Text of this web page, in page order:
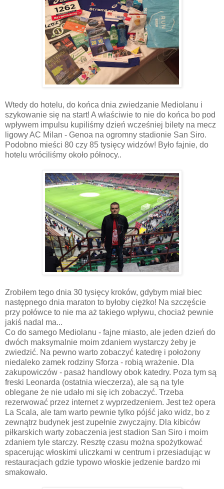
Wtedy do hotelu, do końca dnia zwiedzanie Mediolanu i
szykowanie się na start! A właściwie to nie do końca bo pod
wpływem impulsu kupiliśmy dzień wcześniej bilety na mecz
ligowy AC Milan - Genoa na ogromny stadionie San Siro.
Podobno mieści 80 czy 85 tysięcy widzów! Było fajnie, do
hotelu wróciliśmy około północy..
Zrobiłem tego dnia 30 tysięcy kroków, gdybym miał biec
następnego dnia maraton to byłoby ciężko! Na szczęście
przy połówce to nie ma aż takiego wpływu, chociaż pewnie
jakiś nadal ma...
Co do samego Mediolanu - fajne miasto, ale jeden dzień do
dwóch maksymalnie moim zdaniem wystarczy żeby je
zwiedzić. Na pewno warto zobaczyć katedrę i położony
niedaleko zamek rodziny Sforza - robią wrażenie. Dla
zakupowiczów - pasaż handlowy obok katedry. Poza tym są
freski Leonarda (ostatnia wieczerza), ale są na tyle
oblegane że nie udało mi się ich zobaczyć. Trzeba
rezerwować przez internet z wyprzedzeniem. Jest też opera
La Scala, ale tam warto pewnie tylko pójść jako widz, bo z
zewnątrz budynek jest zupełnie zwyczajny. Dla kibiców
piłkarskich warty zobaczenia jest stadion San Siro i moim
zdaniem tyle starczy. Resztę czasu można spożytkować
spacerując włoskimi uliczkami w centrum i przesiadując w
restauracjach gdzie typowo włoskie jedzenie bardzo mi
smakowało.